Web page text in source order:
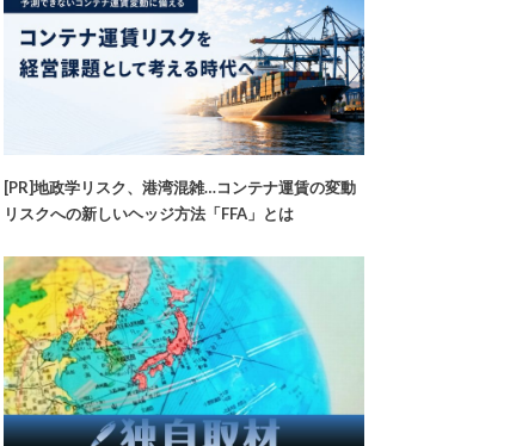
[PR]地政学リスク、港湾混雑…コンテナ運賃の変動
リスクへの新しいヘッジ方法「FFA」とは